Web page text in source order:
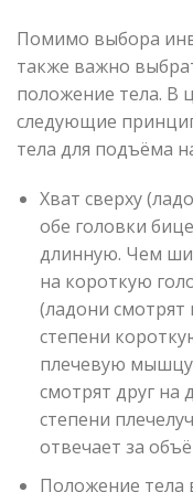
Помимо выбора
также важно
положение тела. В
следующие
тела для подъёма
Хват сверху
обе головки
длинную. Чем
на короткую
(ладони смотрят
степени
плечевую
смотрят друг на
степени
отвечает за
Положение тела